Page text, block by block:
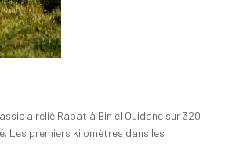
a relié Rabat à Bin el Ouidane sur 320
Les premiers kilomètres dans les